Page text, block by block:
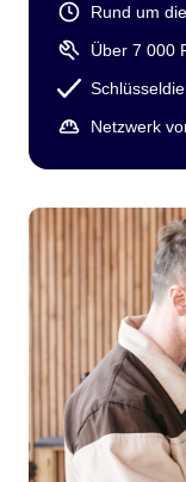
Rund um
Über 7 000
Netzwerk